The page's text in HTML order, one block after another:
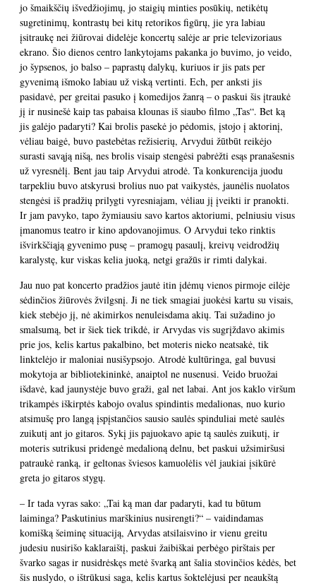
jo šmaikščių išvedžiojimų, jo staigių minties posūkių, netikėtų
sugretinimų, kontrastų bei kitų retorikos figūrų, jie yra labiau
įsitraukę nei žiūrovai didelėje koncertų salėje ar prie televizoriaus
ekrano. Šio dienos centro lankytojams pakanka jo buvimo, jo veido,
jo šypsenos, jo balso – paprastų dalykų, kuriuos ir jis pats per
gyvenimą išmoko labiau už viską vertinti. Ech, per anksti jis
pasidavė, per greitai pasuko į komedijos žanrą – o paskui šis įtraukė
jį ir nusinešė kaip tas pabaisa klounas iš siaubo filmo „Tas“. Bet ką
jis galėjo padaryti? Kai brolis pasekė jo pėdomis, įstojo į aktorinį,
vėliau baigė, buvo pastebėtas režisierių, Arvydui žūtbūt reikėjo
surasti savąją nišą, nes brolis visaip stengėsi pabrėžti esąs pranašesnis
už vyresnėlį. Bent jau taip Arvydui atrodė. Ta konkurencija juodu
tarpekliu buvo atskyrusi brolius nuo pat vaikystės, jaunėlis nuolatos
stengėsi iš pradžių prilygti vyresniajam, vėliau jį įveikti ir pranokti.
Ir jam pavyko, tapo žymiausiu savo kartos aktoriumi, pelniusiu visus
įmanomus teatro ir kino apdovanojimus. O Arvydui teko rinktis
išvirkščiąją gyvenimo pusę – pramogų pasaulį, kreivų veidrodžių
karalystę, kur viskas kelia juoką, netgi gražūs ir rimti dalykai.
Jau nuo pat koncerto pradžios jautė itin įdėmų vienos pirmoje eilėje
sėdinčios žiūrovės žvilgsnį. Ji ne tiek smagiai juokėsi kartu su visais,
kiek stebėjo jį, nė akimirkos nenuleisdama akių. Tai sužadino jo
smalsumą, bet ir šiek tiek trikdė, ir Arvydas vis sugrįždavo akimis
prie jos, kelis kartus pakalbino, bet moteris nieko neatsakė, tik
linktelėjo ir maloniai nusišypsojo. Atrodė kultūringa, gal buvusi
mokytoja ar bibliotekininkė, anaiptol ne nusenusi. Veido bruožai
išdavė, kad jaunystėje buvo graži, gal net labai. Ant jos kaklo viršum
trikampės iškirptės kabojo ovalus spindintis medalionas, nuo kurio
atsimušę pro langą įspįstančios sausio saulės spinduliai metė saulės
zuikutį ant jo gitaros. Sykį jis pajuokavo apie tą saulės zuikutį, ir
moteris sutrikusi pridengė medalioną delnu, bet paskui užsimiršusi
patraukė ranką, ir geltonas šviesos kamuolėlis vėl jaukiai įsikūrė
greta jo gitaros stygų.
– Ir tada vyras sako: „Tai ką man dar padaryti, kad tu būtum
laiminga? Paskutinius marškinius nusirengti?“ – vaidindamas
komišką šeiminę situaciją, Arvydas atsilaisvino ir vienu greitu
judesiu nusirišo kaklaraištį, paskui žaibiškai perbėgo pirštais per
švarko sagas ir nusidrėskęs metė švarką ant šalia stovinčios kėdės, bet
šis nuslydo, o ištrūkusi saga, kelis kartus šoktelėjusi per neaukštą